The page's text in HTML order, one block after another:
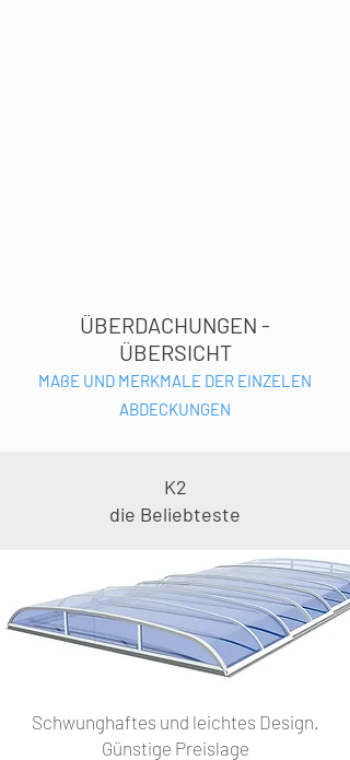
ÜBERDACHUNGEN -
ÜBERSICHT
MAßE UND MERKMALE DER EINZELEN
ABDECKUNGEN
K2
die Beliebteste
Schwunghaftes und leichtes Design.
Günstige Preislage